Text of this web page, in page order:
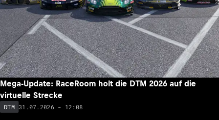
Mega-Update: RaceRoom holt die DTM 2026 auf die
virtuelle Strecke
DTM 31.07.2026 - 12:08